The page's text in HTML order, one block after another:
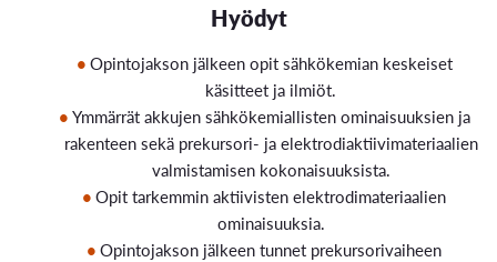
Hyödyt
Opintojakson jälkeen opit sähkökemian keskeiset
käsitteet ja ilmiöt.
Ymmärrät akkujen sähkökemiallisten ominaisuuksien ja
rakenteen sekä prekursori- ja elektrodiaktiivimateriaalien
valmistamisen kokonaisuuksista.
Opit tarkemmin aktiivisten elektrodimateriaalien
ominaisuuksia.
Opintojakson jälkeen tunnet prekursorivaiheen